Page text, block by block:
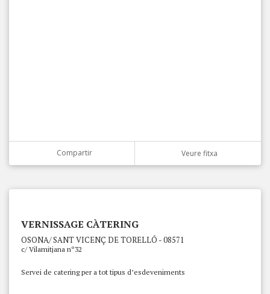
Compartir Veure fitxa
VERNISSAGE CÀTERING
OSONA/ SANT VICENÇ DE TORELLÓ - 08571
c/ Vilamitjana nº32
Servei de catering per a tot tipus d’esdeveniments